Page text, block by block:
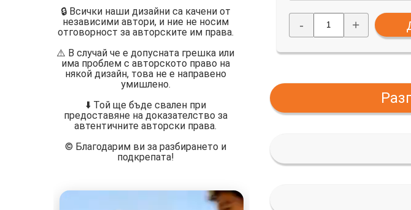
🔒 Всички наши дизайни са качени от
независими автори, и ние не носим
отговорност за авторските им права.
⚠️ В случай че е допусната грешка или
има проблем с авторското право на
някой дизайн, това не е направено
умишлено.
⬇️ Той ще бъде свален при
предоставяне на доказателство за
автентичните авторски права.
©️ Благодарим ви за разбирането и
подкрепата!
- +